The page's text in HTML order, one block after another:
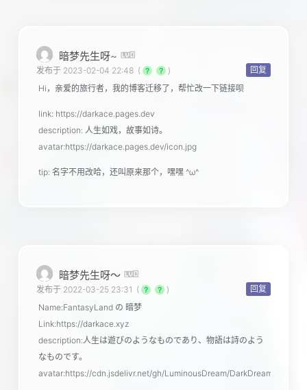
暗梦先生呀~
回复
发布于 2023-02-04 22:48 (
)
Hi，亲爱的旅行者，我的博客迁移了，帮忙改一下链接呗
link: https://darkace.pages.dev
description: 人生如戏，故事如诗。
avatar:https://darkace.pages.dev/icon.jpg
tip: 名字不用改哈，还叫原来那个，嘿嘿 ^ω^
暗梦先生呀～
回复
发布于 2022-03-25 23:31 (
)
Name:FantasyLand の 暗梦
Link:https://darkace.xyz
description:人生は遊びのようなものであり、物語は詩のよう
なものです。
avatar:https://cdn.jsdelivr.net/gh/LuminousDream/DarkDreamZone/